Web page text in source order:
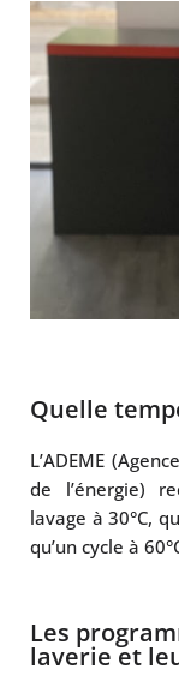
Quelle
L’ADEME
de l’énergie)
lavage à 30°C,
qu’un cycle à
Les
laverie et